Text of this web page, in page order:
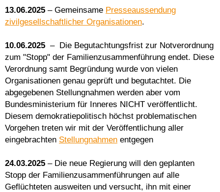
13.06.2025 – Gemeinsame Presseaussendung
zivilgesellschaftlicher Organisationen.
10.06.2025 – Die Begutachtungsfrist zur Notverordnung
zum "Stopp" der Familienzusammenführung endet. Diese
Verordnung samt Begründung wurde von vielen
Organisationen genau geprüft und begutachtet. Die
abgegebenen Stellungnahmen werden aber vom
Bundesministerium für Inneres NICHT veröffentlicht.
Diesem demokratiepolitisch höchst problematischen
Vorgehen treten wir mit der Veröffentlichung aller
eingebrachten Stellungnahmen entgegen
24.03.2025 – Die neue Regierung will den geplanten
Stopp der Familienzusammenführungen auf alle
Geflüchteten ausweiten und versucht, ihn mit einer